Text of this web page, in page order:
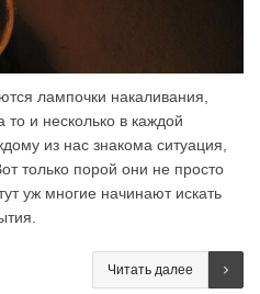
лампочки накаливания,
и несколько в каждой
из нас знакома ситуация,
только порой они не просто
уж многие начинают искать
Читать далее